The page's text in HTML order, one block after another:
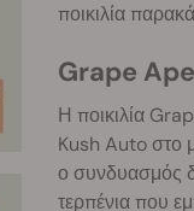
ποικιλία
Grape
Η ποικιλία
Kush Auto στο
ο συνδυασμός
τερπένια που